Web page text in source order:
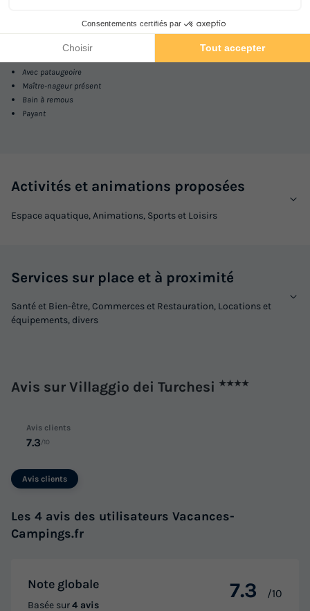
Piscine extérieure non chauffée
Avec pataugeoire
Maître-nageur présent
Bain à remous
Payant
Activités et animations proposées
Espace aquatique, Animations, Sports et Loisirs
Services sur place et à proximité
Santé et Bien-être, Commerces et Restauration, Locations et
équipements, divers
Avis sur Villaggio dei Turchesi ★★★★
Avis clients
7.3/10
Avis clients
Les 4 avis des utilisateurs Vacances-
Campings.fr
Note globale
Basée sur4 avis
7.3 /10